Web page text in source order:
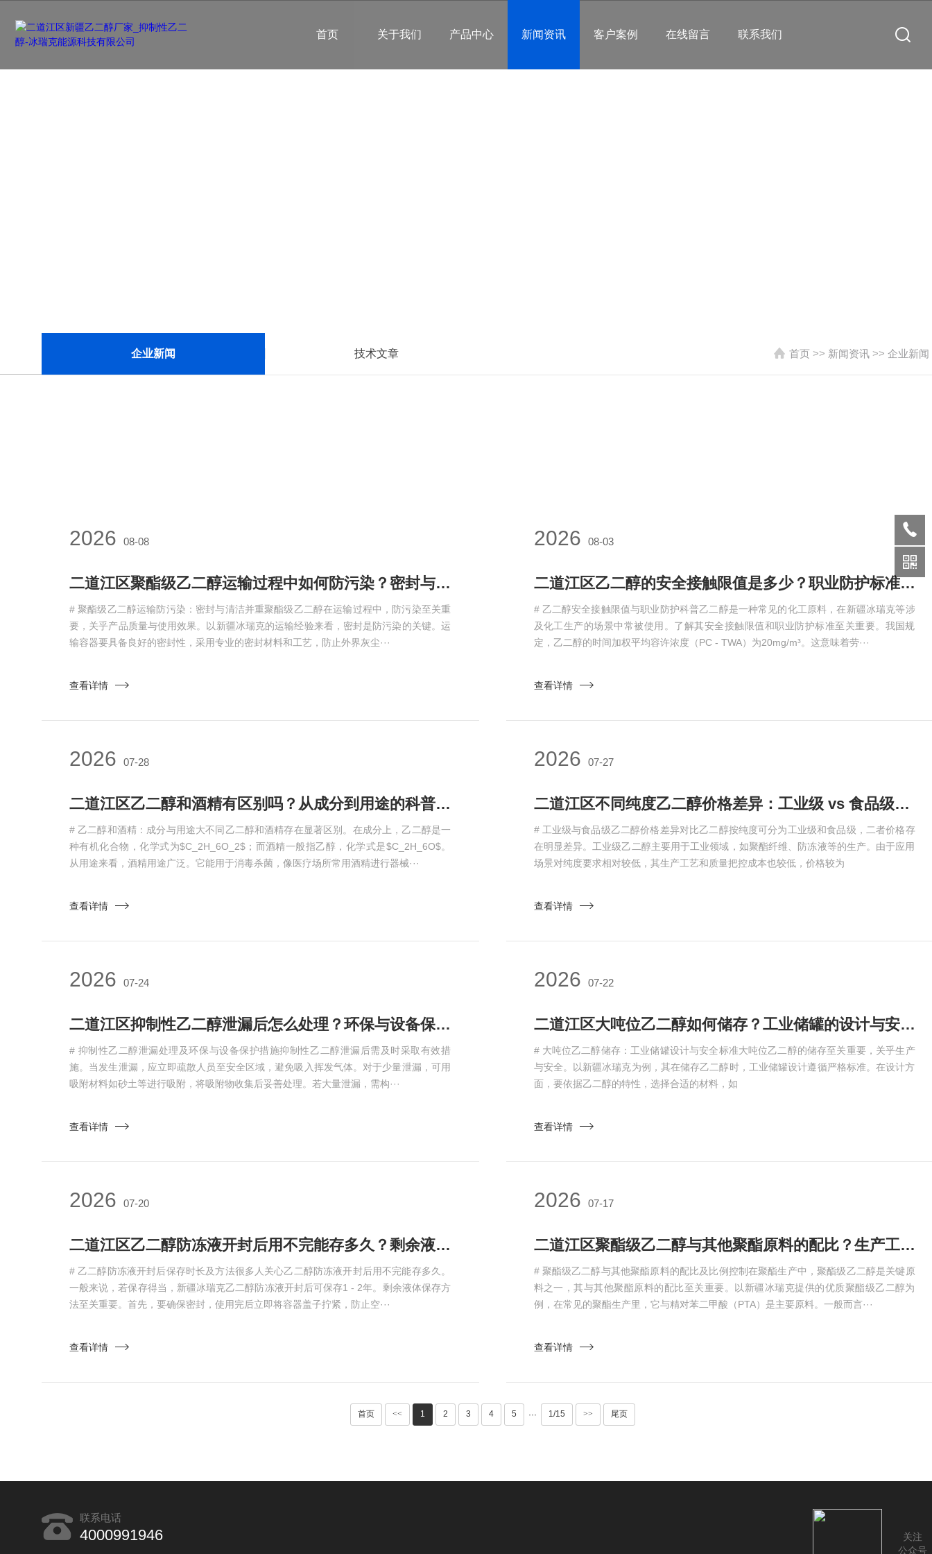
首页 关于我们 产品中心 新闻资讯 客户案例 在线留言 联系我们
企业新闻 技术文章 首页 >> 新闻资讯 >> 企业新闻
2026 08-08
二道江区聚酯级乙二醇运输过程中如何防污染？密封与清洁要求
# 聚酯级乙二醇运输防污染：密封与清洁并重聚酯级乙二醇在运输过程中，防污染至关重
要，关乎产品质量与使用效果。以新疆冰瑞克的运输经验来看，密封是防污染的关键。运
输容器要具备良好的密封性，采用专业的密封材料和工艺，防止外界灰尘···
查看详情
2026 08-03
二道江区乙二醇的安全接触限值是多少？职业防护标准科普
# 乙二醇安全接触限值与职业防护科普乙二醇是一种常见的化工原料，在新疆冰瑞克等涉
及化工生产的场景中常被使用。了解其安全接触限值和职业防护标准至关重要。我国规
定，乙二醇的时间加权平均容许浓度（PC - TWA）为20mg/m³。这意味着劳···
查看详情
2026 07-28
二道江区乙二醇和酒精有区别吗？从成分到用途的科普对比
# 乙二醇和酒精：成分与用途大不同乙二醇和酒精存在显著区别。在成分上，乙二醇是一
种有机化合物，化学式为$C_2H_6O_2$；而酒精一般指乙醇，化学式是$C_2H_6O$。
从用途来看，酒精用途广泛。它能用于消毒杀菌，像医疗场所常用酒精进行器械···
查看详情
2026 07-27
二道江区不同纯度乙二醇价格差异：工业级 vs 食品级价格对比​
# 工业级与食品级乙二醇价格差异对比乙二醇按纯度可分为工业级和食品级，二者价格存
在明显差异。工业级乙二醇主要用于工业领域，如聚酯纤维、防冻液等的生产。由于应用
场景对纯度要求相对较低，其生产工艺和质量把控成本也较低，价格较为
查看详情
2026 07-24
二道江区抑制性乙二醇泄漏后怎么处理？环保与设备保护措施
# 抑制性乙二醇泄漏处理及环保与设备保护措施抑制性乙二醇泄漏后需及时采取有效措
施。当发生泄漏，应立即疏散人员至安全区域，避免吸入挥发气体。对于少量泄漏，可用
吸附材料如砂土等进行吸附，将吸附物收集后妥善处理。若大量泄漏，需构···
查看详情
2026 07-22
二道江区大吨位乙二醇如何储存？工业储罐的设计与安全标准
# 大吨位乙二醇储存：工业储罐设计与安全标准大吨位乙二醇的储存至关重要，关乎生产
与安全。以新疆冰瑞克为例，其在储存乙二醇时，工业储罐设计遵循严格标准。在设计方
面，要依据乙二醇的特性，选择合适的材料，如
查看详情
2026 07-20
二道江区乙二醇防冻液开封后用不完能存多久？剩余液体保存方法​
# 乙二醇防冻液开封后保存时长及方法很多人关心乙二醇防冻液开封后用不完能存多久。
一般来说，若保存得当，新疆冰瑞克乙二醇防冻液开封后可保存1 - 2年。剩余液体保存方
法至关重要。首先，要确保密封，使用完后立即将容器盖子拧紧，防止空···
查看详情
2026 07-17
二道江区聚酯级乙二醇与其他聚酯原料的配比？生产工艺中的比例控制
# 聚酯级乙二醇与其他聚酯原料的配比及比例控制在聚酯生产中，聚酯级乙二醇是关键原
料之一，其与其他聚酯原料的配比至关重要。以新疆冰瑞克提供的优质聚酯级乙二醇为
例，在常见的聚酯生产里，它与精对苯二甲酸（PTA）是主要原料。一般而言···
查看详情
首页 << 1 2 3 4 5 ··· 1/15 >> 尾页
联系电话
4000991946
关注
公众号